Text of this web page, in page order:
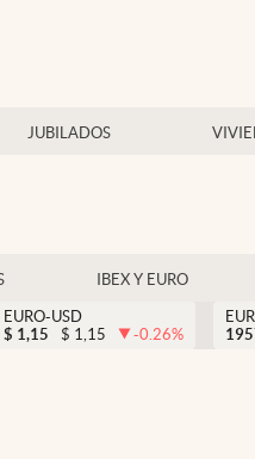
JUBILADOS
IBEX Y EURO
EURO-USD
$ 1,15 $ 1,15 -0.26%